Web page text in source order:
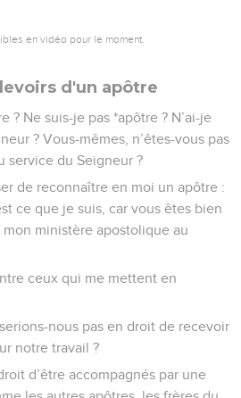
en vidéo pour le moment.
d'un apôtre
? Ne suis-je pas *apôtre ? N’ai-je
? Vous-mêmes, n’êtes-vous pas
service du Seigneur ?
de reconnaître en moi un apôtre :
ce que je suis, car vous êtes bien
ministère apostolique au
ceux qui me mettent en
nous pas en droit de recevoir
notre travail ?
d’être accompagnés par une